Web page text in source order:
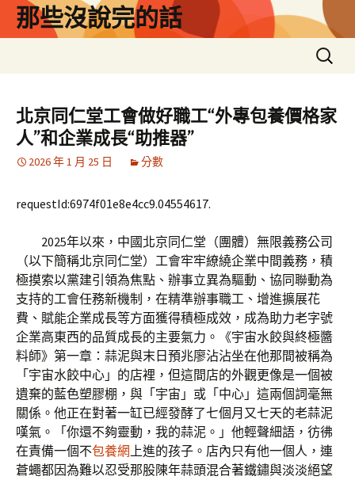
那些沒說完的話
搜
尋
鍵
字:
北京同仁堂工會做好職工“外專包養價格家
人”和企業成長“助推器”
2026 年 1 月 25 日 分數
requestId:6974f01e8e4cc9.04554617.
2025年以來，中國北京同仁堂（團體）無限義務公司
（以下簡稱北京同仁堂）工會牢牢繚繞企業中間義務，積
極摸索以黨建引領為焦點、辦事立異為驅動、協同聯動為
支持的工會任務新機制，在精準辦事職工、增進擴展花
費、賦能企業成長等方面獲得積極成效，成為助力老字號
企業高東西的品質成長的主要氣力。《宇宙水餃與終極醬
料師》第一章：蒜泥與末日預兆廖沾沾坐在他那間被稱為
「宇宙水餃中心」的店裡，但這間店的外觀更像是一個被
遺棄的藍色塑膠棚，與「宇宙」或「中心」這兩個詞毫無
關係。他正在對著一缸已經發酵了七個月又七天的老蒜泥
嘆氣。「你還不夠靈動，我的蒜泥。」他輕聲細語，彷彿
在責備一個不包養網上進的孩子。店內只有他一個人，連
蒼蠅都因為難以忍受那股陳年蒜頭混合著鐵鏽與淡淡絕望